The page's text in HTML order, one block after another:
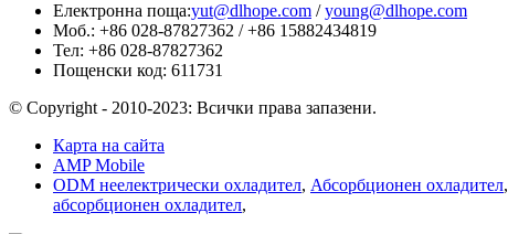
Електронна поща:yut@dlhope.com /young@dlhope.com
Моб.: +86 028-87827362 / +86 15882434819
Тел: +86 028-87827362
Пощенски код: 611731
© Copyright - 2010-2023: Всички права запазени.
Карта на сайта
AMP Mobile
ODM неелектрически охладител, Абсорбционен охладител,
абсорбционен охладител,